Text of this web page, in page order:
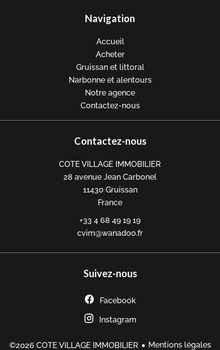
Navigation
Accueil
Acheter
Gruissan et littoral
Narbonne et alentours
Notre agence
Contactez-nous
Contactez-nous
COTE VILLAGE IMMOBILIER
28 avenue Jean Carbonel
11430 Gruissan
France
+33 4 68 49 19 19
cvim@wanadoo.fr
Suivez-nous
Facebook
Instagram
©2026 COTE VILLAGE IMMOBILIER Mentions légales